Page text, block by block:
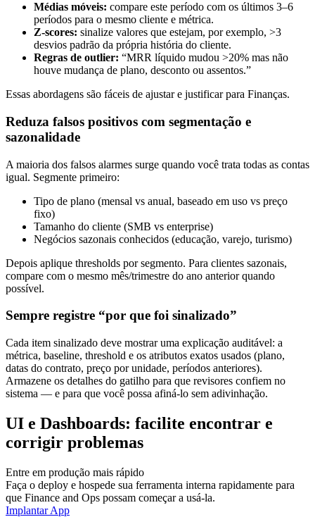
Médias móveis: compare este período com os últimos 3–6
períodos para o mesmo cliente e métrica.
Z-scores: sinalize valores que estejam, por exemplo, >3
desvios padrão da própria história do cliente.
Regras de outlier: “MRR líquido mudou >20% mas não
houve mudança de plano, desconto ou assentos.”
Essas abordagens são fáceis de ajustar e justificar para Finanças.
Reduza falsos positivos com segmentação e
sazonalidade
A maioria dos falsos alarmes surge quando você trata todas as contas
igual. Segmente primeiro:
Tipo de plano (mensal vs anual, baseado em uso vs preço
fixo)
Tamanho do cliente (SMB vs enterprise)
Negócios sazonais conhecidos (educação, varejo, turismo)
Depois aplique thresholds por segmento. Para clientes sazonais,
compare com o mesmo mês/trimestre do ano anterior quando
possível.
Sempre registre “por que foi sinalizado”
Cada item sinalizado deve mostrar uma explicação auditável: a
métrica, baseline, threshold e os atributos exatos usados (plano,
datas do contrato, preço por unidade, períodos anteriores).
Armazene os detalhes do gatilho para que revisores confiem no
sistema — e para que você possa afiná-lo sem adivinhação.
UI e Dashboards: facilite encontrar e
corrigir problemas
Entre em produção mais rápido
Faça o deploy e hospede sua ferramenta interna rapidamente para
que Finance and Ops possam começar a usá-la.
Implantar App